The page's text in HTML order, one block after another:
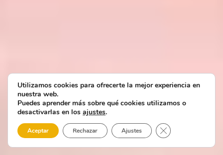
Utilizamos cookies para ofrecerte la mejor experiencia en
nuestra web.
Puedes aprender más sobre qué cookies utilizamos o
desactivarlas en los ajustes.
Aceptar Rechazar Ajustes Cerrar el banner